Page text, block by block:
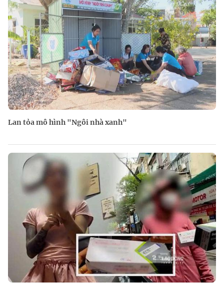
Lan tỏa mô hình "Ngôi nhà xanh"